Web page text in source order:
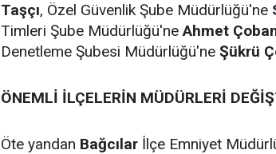
Taşçı, Özel Güvenlik Şube Müdürlüğü'ne
Timleri Şube Müdürlüğü'neAhmet
Denetleme Şubesi Müdürlüğü'ne Şükrü
ÖNEMLİ İLÇELERİN MÜDÜRLERİ
Öte yandan Bağcılar İlçe Emniyet